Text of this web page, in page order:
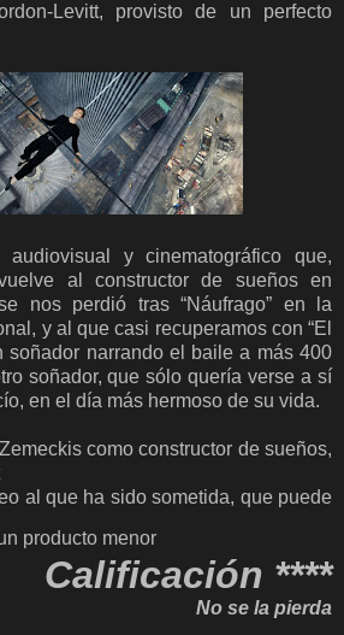
Levitt, provisto de un perfecto
y cinematográfico que,
al constructor de sueños en
nos perdió tras “Náufrago” en la
y al que casi recuperamos con “El
soñador narrando el baile a más 400
soñador, que sólo quería verse a sí
en el día más hermoso de su vida.
como constructor de sueños,
al que ha sido sometida, que puede
producto menor
Calificación ****
No se la pierda